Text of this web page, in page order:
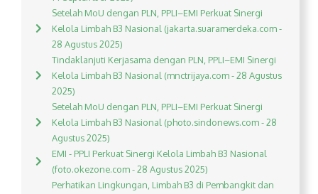
Setelah MoU dengan PLN, PPLI–EMI Perkuat Sinergi
Kelola Limbah B3 Nasional (jakarta.suaramerdeka.com -
28 Agustus 2025)
Tindaklanjuti Kerjasama dengan PLN, PPLI–EMI Sinergi
Kelola Limbah B3 Nasional (mnctrijaya.com - 28 Agustus
2025)
Setelah MoU dengan PLN, PPLI–EMI Perkuat Sinergi
Kelola Limbah B3 Nasional (photo.sindonews.com - 28
Agustus 2025)
EMI - PPLI Perkuat Sinergi Kelola Limbah B3 Nasional
(foto.okezone.com - 28 Agustus 2025)
Perhatikan Lingkungan, Limbah B3 di Pembangkit dan